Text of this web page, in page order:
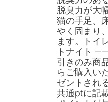
脱臭力が大
猫の手足、
やく固まり
ます。トイ
トナイト
引きのみ商
らご購入い
ゼントされ
共通ptに記